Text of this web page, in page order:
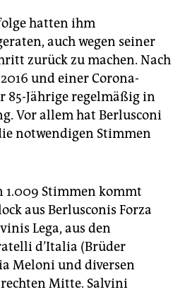
hatten ihm
auch wegen seiner
zurück zu machen. Nach
und einer Corona-
85-Jährige regelmäßig in
Vor allem hat Berlusconi
notwendigen Stimmen
1.009 Stimmen kommt
aus Berlusconis Forza
Lega, aus den
d’Italia (Brüder
Meloni und diversen
Mitte. Salvini